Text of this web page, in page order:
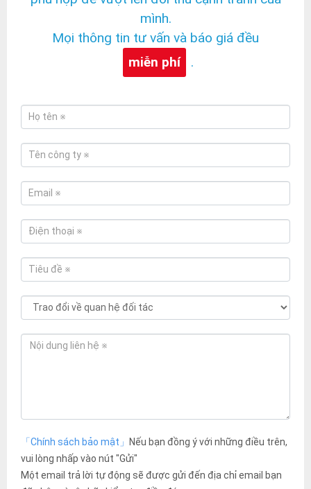
mình.
Mọi thông tin tư vấn và báo giá đều
miễn phí
.
「Chính sách bảo mật」 Nếu bạn đồng ý với những điều trên,
vui lòng nhấp vào nút "Gửi"
Một email trả lời tự động sẽ được gửi đến địa chỉ email bạn